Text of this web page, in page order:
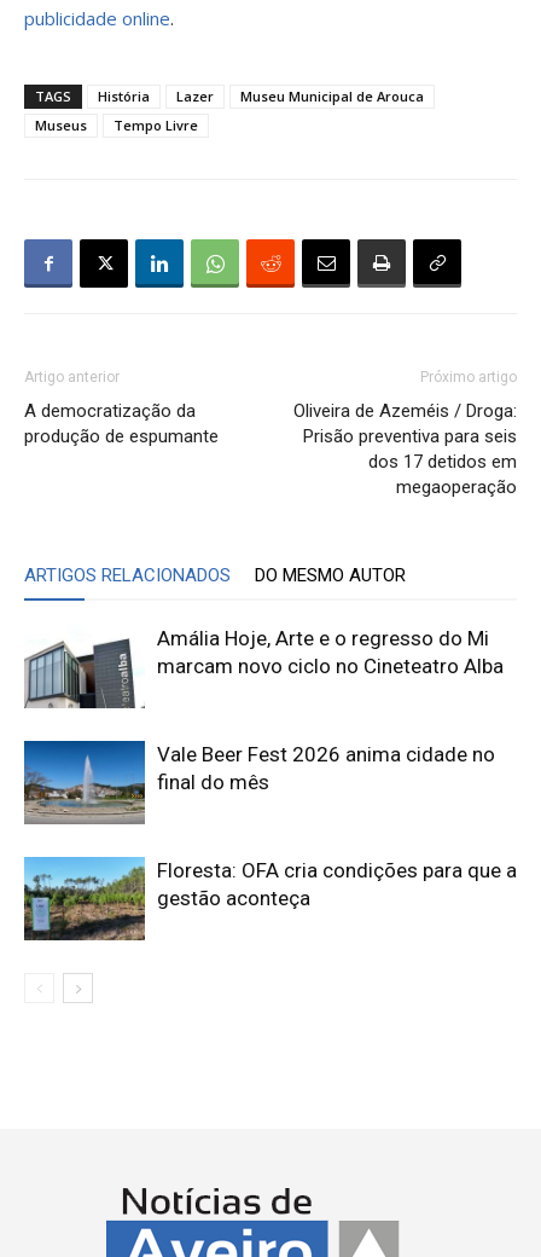
publicidade online.
TAGS História Lazer
Museu Municipal de Arouca
Museus
Tempo Livre
Artigo anterior
A democratização da
produção de espumante
Próximo artigo
Oliveira de Azeméis / Droga:
Prisão preventiva para seis
dos 17 detidos em
megaoperação
ARTIGOS RELACIONADOS DO MESMO AUTOR
Amália Hoje, Arte e o regresso do Mi
marcam novo ciclo no Cineteatro Alba
Vale Beer Fest 2026 anima cidade no
final do mês
Floresta: OFA cria condições para que a
gestão aconteça